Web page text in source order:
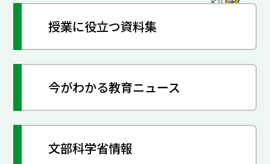
授業に役立つ資料集
今がわかる教育ニュース
文部科学省情報